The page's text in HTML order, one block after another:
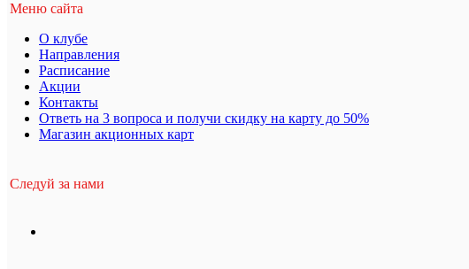
Меню сайта
О клубе
Направления
Расписание
Акции
Контакты
Ответь на 3 вопроса и получи скидку на карту до 50%
Магазин акционных карт
Следуй за нами